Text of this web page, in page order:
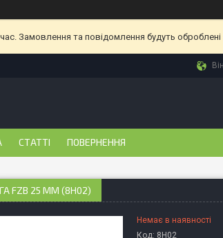
Замовлення та повідомлення будуть
СТАТТІ ПОВЕРНЕННЯ
FZB 25 ММ (8H02)
Немає в наявності
Код: 8H02